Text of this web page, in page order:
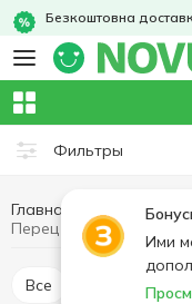
Безкоштовна
Фильтры
Ими
Главная Соусы и
Перец и паприка
Все Перец и